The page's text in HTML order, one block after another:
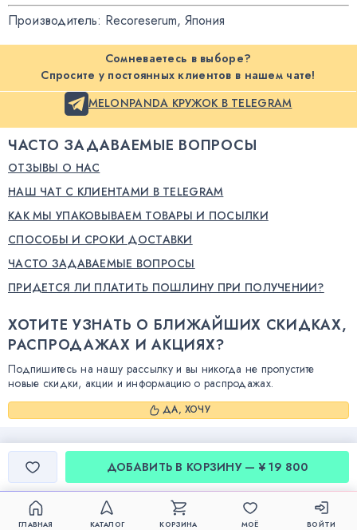
Производитель: Recoreserum, Япония
Сомневаетесь в выборе?
Спросите у постоянных клиентов в нашем чате!
MELONPANDA КРУЖОК В TELEGRAM
ЧАСТО ЗАДАВАЕМЫЕ ВОПРОСЫ
ОТЗЫВЫ О НАС
НАШ ЧАТ С КЛИЕНТАМИ В TELEGRAM
КАК МЫ УПАКОВЫВАЕМ ТОВАРЫ И ПОСЫЛКИ
СПОСОБЫ И СРОКИ ДОСТАВКИ
ЧАСТО ЗАДАВАЕМЫЕ ВОПРОСЫ
ПРИДЕТСЯ ЛИ ПЛАТИТЬ ПОШЛИНУ ПРИ ПОЛУЧЕНИИ?
ХОТИТЕ УЗНАТЬ О БЛИЖАЙШИХ СКИДКАХ,
РАСПРОДАЖАХ И АКЦИЯХ?
Подпишитесь на нашу рассылку и вы никогда не пропустите
новые скидки, акции и информацию о распродажах.
ДА, ХОЧУ
ДОБАВИТЬ В КОРЗИНУ — ¥ 19 800
ГЛАВНАЯ КАТАЛОГ КОРЗИНА МОЁ ВОЙТИ